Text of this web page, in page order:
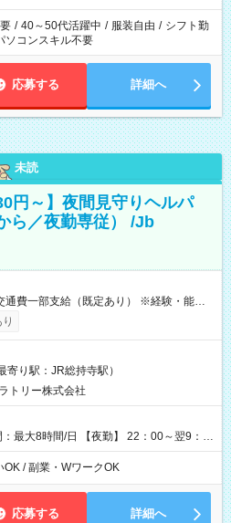
/ 40～50代活躍中 / 服装自由 / シフト勤
ソコンスキル不要
応募する 詳細へ
未読
円～】夜間見守りヘルパ
ら／夜勤専従） /Jb
費一部支給（既定あり） ※経験・能力を
、本採用時と異なる部分があります。 雇
じです。 給与：時給 1,610円以上
寄り駅：JR総持寺駅）
トリー株式会社
最大8時間/日 【夜勤】 22：00～翌9：
時から翌9時 など ※上記の時間
週同じ曜日での勤務となります）
/ 副業・WワークOK
応募する 詳細へ